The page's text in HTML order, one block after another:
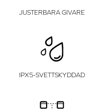
JUSTERBARA GIVARE
IPX5-SVETTSKYDDAD